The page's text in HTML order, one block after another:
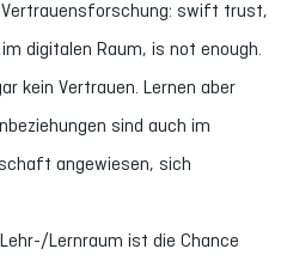
swift trust,
digitalen Raum, is not enough.
kein Vertrauen. Lernen aber
sind auch im
angewiesen, sich
Lernraum ist die Chance